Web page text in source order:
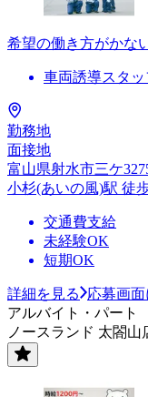
希望の働き方がかな
車両誘導スタッ
勤務地
面接地
富山県射水市三ケ
小杉(あいの風)駅 徒
交通費支給
未経験OK
短期OK
詳細を見る
応募画
アルバイト・パート
ノースランド 太閤山